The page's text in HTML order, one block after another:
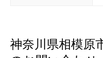
神奈川県相模原